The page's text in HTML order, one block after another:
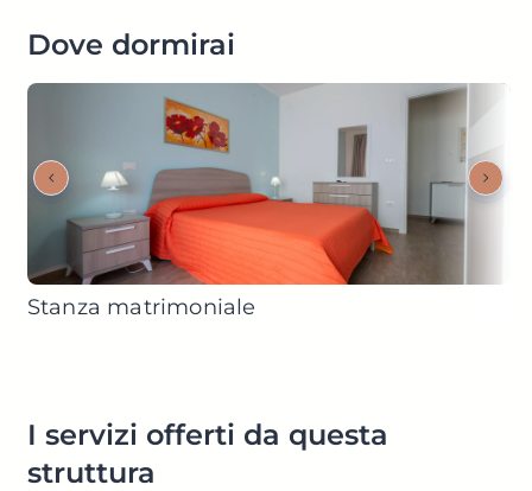
Dove dormirai
Stanza matrimoniale
I servizi offerti da questa
struttura